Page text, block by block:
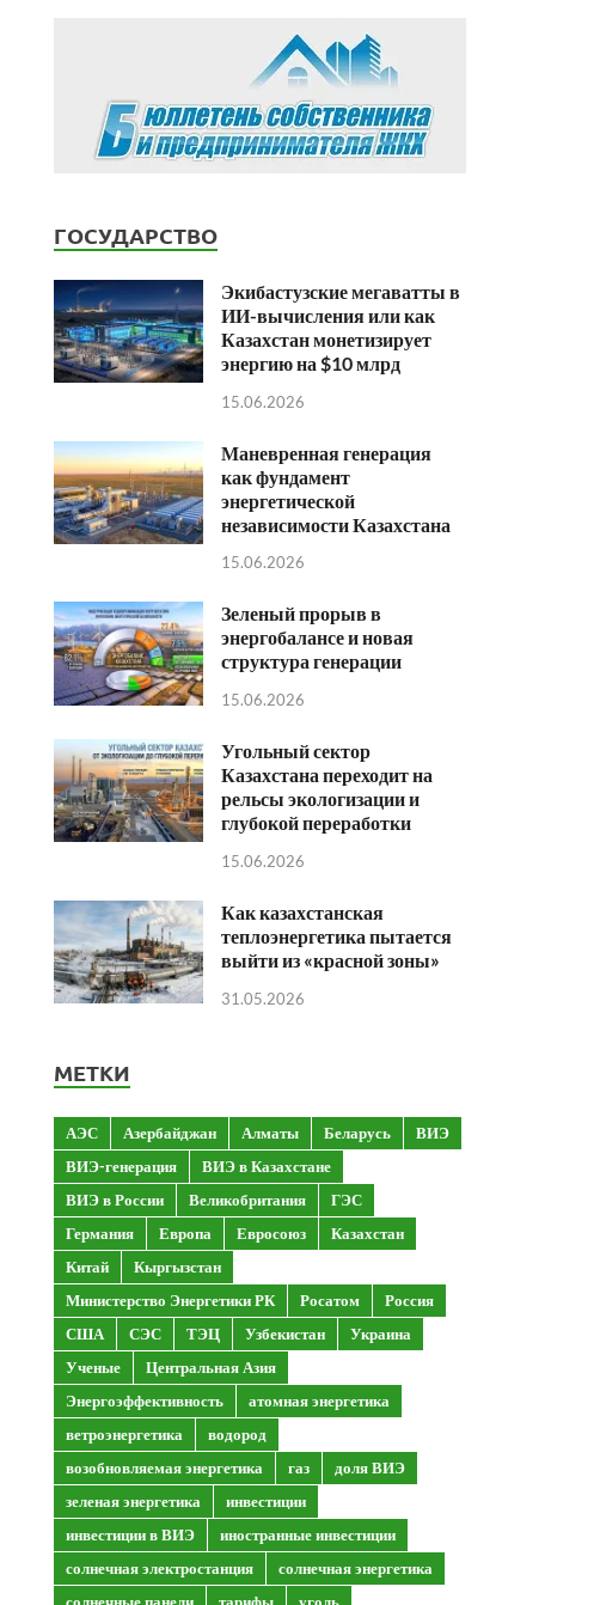
ГОСУДАРСТВО
Экибастузские мегаватты в
ИИ-вычисления или как
Казахстан монетизирует
энергию на $10 млрд
15.06.2026
Маневренная генерация
как фундамент
энергетической
независимости Казахстана
15.06.2026
Зеленый прорыв в
энергобалансе и новая
структура генерации
15.06.2026
Угольный сектор
Казахстана переходит на
рельсы экологизации и
глубокой переработки
15.06.2026
Как казахстанская
теплоэнергетика пытается
выйти из «красной зоны»
31.05.2026
МЕТКИ
АЭС Азербайджан Алматы Беларусь
ВИЭ
ВИЭ-генерация
ВИЭ в Казахстане
ВИЭ в России
Великобритания
ГЭС
Германия
Европа Евросоюз
Казахстан
Китай
Кыргызстан
Министерство Энергетики РК
Росатом
Россия
США
СЭС ТЭЦ Узбекистан
Украина
Ученые
Центральная Азия
Энергоэффективность
атомная энергетика
ветроэнергетика
водород
возобновляемая энергетика
газ
доля ВИЭ
зеленая энергетика
инвестиции
инвестиции в ВИЭ
иностранные инвестиции
солнечная электростанция
солнечная энергетика
солнечные панели
тарифы уголь